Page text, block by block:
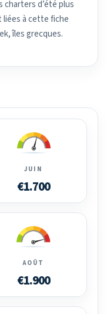
charters d’été plus
liées à cette fiche
îles grecques.
JUIN
€1.700
AOÛT
€1.900